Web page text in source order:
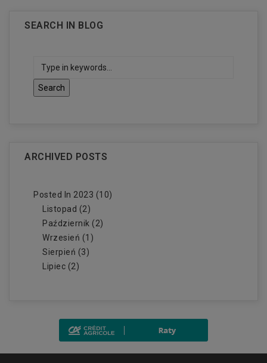
SEARCH IN BLOG
ARCHIVED POSTS
Posted In 2023 (10)
Listopad (2)
Październik (2)
Wrzesień (1)
Sierpień (3)
Lipiec (2)